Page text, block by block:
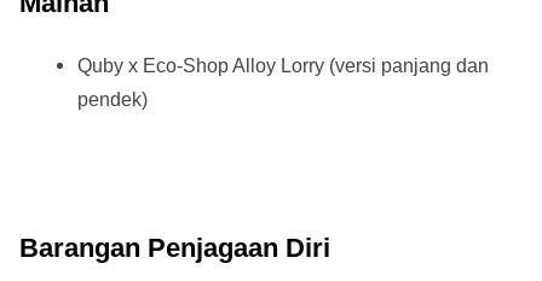
Quby x Eco-Shop Alloy Lorry (versi panjang dan
pendek)
Barangan Penjagaan Diri